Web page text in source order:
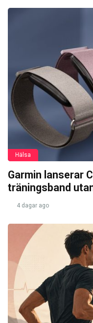
Hälsa
Garmin lanserar
träningsband
4 dagar ago